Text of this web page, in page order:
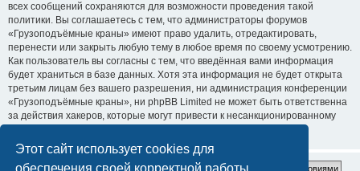
Этот сайт использует cookies для
обеспечения своей корректной работы.
всех сообщений сохраняются для возможности проведения такой
политики. Вы соглашаетесь с тем, что администраторы форумов
«Грузоподъёмные краны» имеют право удалить, отредактировать,
перенести или закрыть любую тему в любое время по своему усмотрению.
Как пользователь вы согласны с тем, что введённая вами информация
будет храниться в базе данных. Хотя эта информация не будет открыта
третьим лицам без вашего разрешения, ни администрация конференции
«Грузоподъёмные краны», ни phpBB Limited не может быть ответственна
за действия хакеров, которые могут привести к несанкционированному